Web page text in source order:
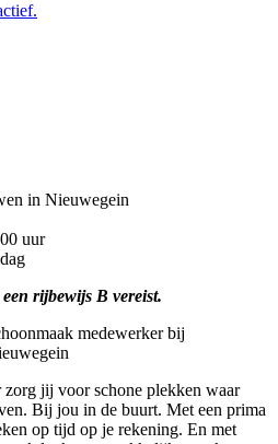
in Nieuwegein
uur
rijbewijs B vereist.
medewerker bij
jij voor schone plekken waar
Bij jou in de buurt. Met een prima
op tijd op je rekening. En met